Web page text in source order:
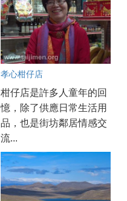
孝心柑仔店
柑仔店是許多人童年的回
憶，除了供應日常生活用
品，也是街坊鄰居情感交
流...